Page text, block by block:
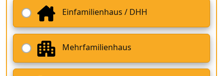
Einfamilienhaus / DHH
Mehrfamilienhaus